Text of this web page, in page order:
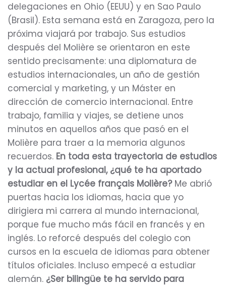
delegaciones en Ohio (EEUU) y en Sao Paulo
(Brasil). Esta semana está en Zaragoza, pero la
próxima viajará por trabajo. Sus estudios
después del Molière se orientaron en este
sentido precisamente: una diplomatura de
estudios internacionales, un año de gestión
comercial y marketing, y un Máster en
dirección de comercio internacional. Entre
trabajo, familia y viajes, se detiene unos
minutos en aquellos años que pasó en el
Molière para traer a la memoria algunos
recuerdos. En toda esta trayectoria de estudios
y la actual profesional, ¿qué te ha aportado
estudiar en el Lycée français Molière?Me abrió
puertas hacia los idiomas, hacia que yo
dirigiera mi carrera al mundo internacional,
porque fue mucho más fácil en francés y en
inglés. Lo reforcé después del colegio con
cursos en la escuela de idiomas para obtener
títulos oficiales. Incluso empecé a estudiar
alemán. ¿Ser bilingüe te ha servido para